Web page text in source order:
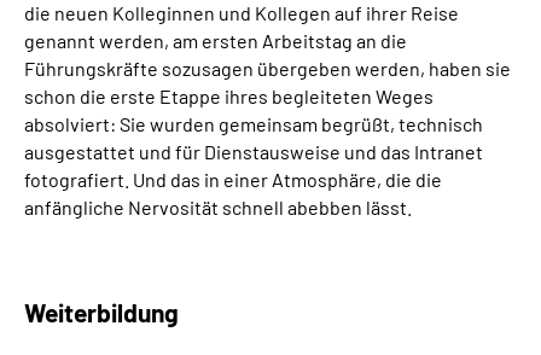
die neuen Kolleginnen und Kollegen auf ihrer Reise
genannt werden, am ersten Arbeitstag an die
Führungskräfte sozusagen übergeben werden, haben sie
schon die erste Etappe ihres begleiteten Weges
absolviert: Sie wurden gemeinsam begrüßt, technisch
ausgestattet und für Dienstausweise und das Intranet
fotografiert. Und das in einer Atmosphäre, die die
anfängliche Nervosität schnell abebben lässt.
Weiterbildung